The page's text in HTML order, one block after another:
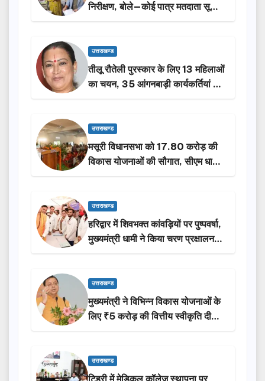
निरीक्षण, बोले—कोई पात्र मतदाता सूची
से न छूटे…
उत्तराखण्ड
तीलू रौतेली पुरस्कार के लिए 13 महिलाओं
का चयन, 35 आंगनबाड़ी कार्यकर्तियां भी
होंगी सम्मानित…
उत्तराखण्ड
मसूरी विधानसभा को 17.80 करोड़ की
विकास योजनाओं की सौगात, सीएम धामी
ने किया लोकार्पण-शिलान्यास.
उत्तराखण्ड
हरिद्वार में शिवभक्त कांवड़ियों पर पुष्पवर्षा,
मुख्यमंत्री धामी ने किया चरण प्रक्षालन…
उत्तराखण्ड
मुख्यमंत्री ने विभिन्न विकास योजनाओं के
लिए ₹5 करोड़ की वित्तीय स्वीकृति दी…
उत्तराखण्ड